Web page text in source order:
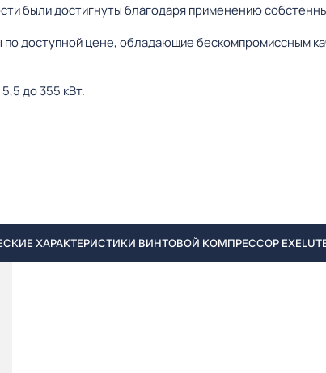
были достигнуты благодаря применению
доступной цене, обладающие бескомпромиссным
до 355 кВт.
ХАРАКТЕРИСТИКИ ВИНТОВОЙ КОМПРЕССОР EXELUTE